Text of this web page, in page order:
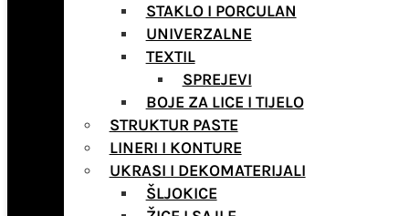
STAKLO I PORCULAN
UNIVERZALNE
TEXTIL
SPREJEVI
BOJE ZA LICE I TIJELO
STRUKTUR PASTE
LINERI I KONTURE
UKRASI I DEKOMATERIJALI
ŠLJOKICE